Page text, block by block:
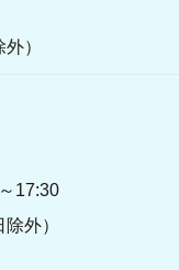
）
17:30
外）